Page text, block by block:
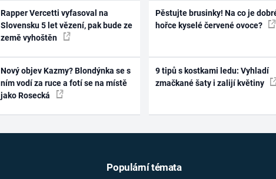
Rapper Vercetti vyfasoval na
Slovensku 5 let vězení, pak bude ze
země vyhoštěn
Nový objev Kazmy? Blondýnka se s
ním vodí za ruce a fotí se na místě
jako Rosecká
Pěstujte brusinky! Na co je
hořce kyselé červené ovoce?
9 tipů s kostkami ledu: Vyhladí
zmačkané šaty i zalijí květiny
Populární témata